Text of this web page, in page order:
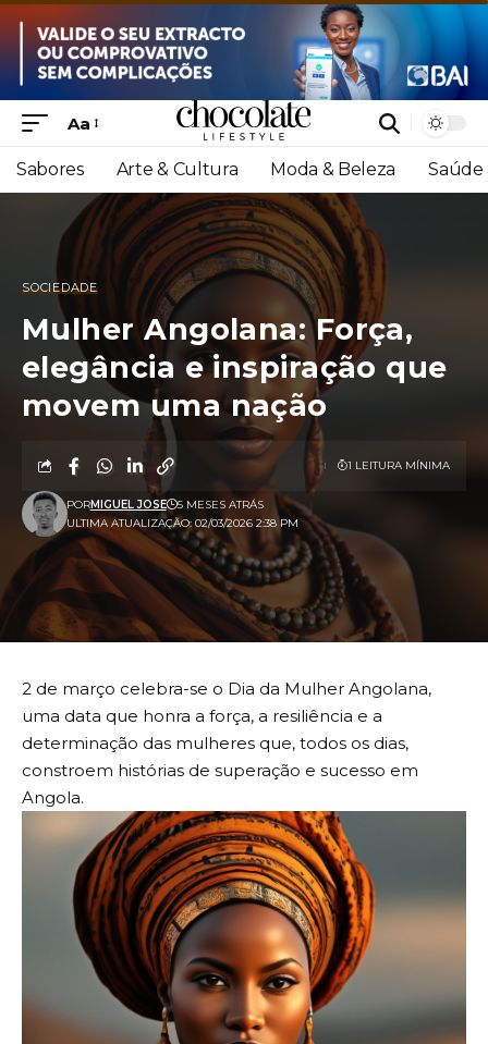
Aa
Sabores Arte & Cultura Moda & Beleza Saúde
SOCIEDADE
Mulher Angolana: Força,
elegância e inspiração que
movem uma nação
ULTIMA ATUALIZAÇÃO: 02/03/2026 2:38 PM
PORMIGUEL JOSE 5 MESES ATRÁS
1 LEITURA MÍNIMA
2 de março celebra-se o Dia da Mulher Angolana,
uma data que honra a força, a resiliência e a
determinação das mulheres que, todos os dias,
constroem histórias de superação e sucesso em
Angola.